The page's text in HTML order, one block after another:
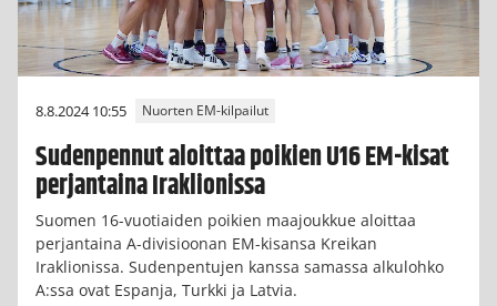
8.8.2024 10:55 Nuorten EM-kilpailut
Sudenpennut aloittaa poikien U16 EM-kisat
perjantaina Iraklionissa
Suomen 16-vuotiaiden poikien maajoukkue aloittaa
perjantaina A-divisioonan EM-kisansa Kreikan
Iraklionissa. Sudenpentujen kanssa samassa alkulohko
A:ssa ovat Espanja, Turkki ja Latvia.